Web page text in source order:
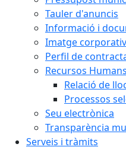
Tauler d'anuncis
Informació i
Imatge
Perfil de
Recursos Humans
Relació de
Processos
Seu electrònica
Transparència
Serveis i tràmits